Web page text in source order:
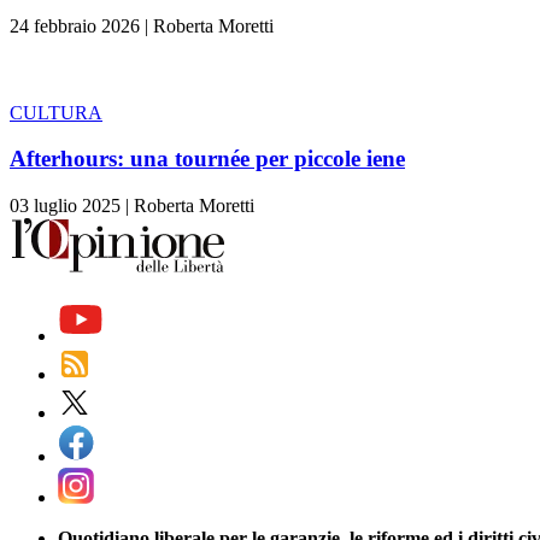
24 febbraio 2026 | Roberta Moretti
CULTURA
Afterhours: una tournée per piccole iene
03 luglio 2025 | Roberta Moretti